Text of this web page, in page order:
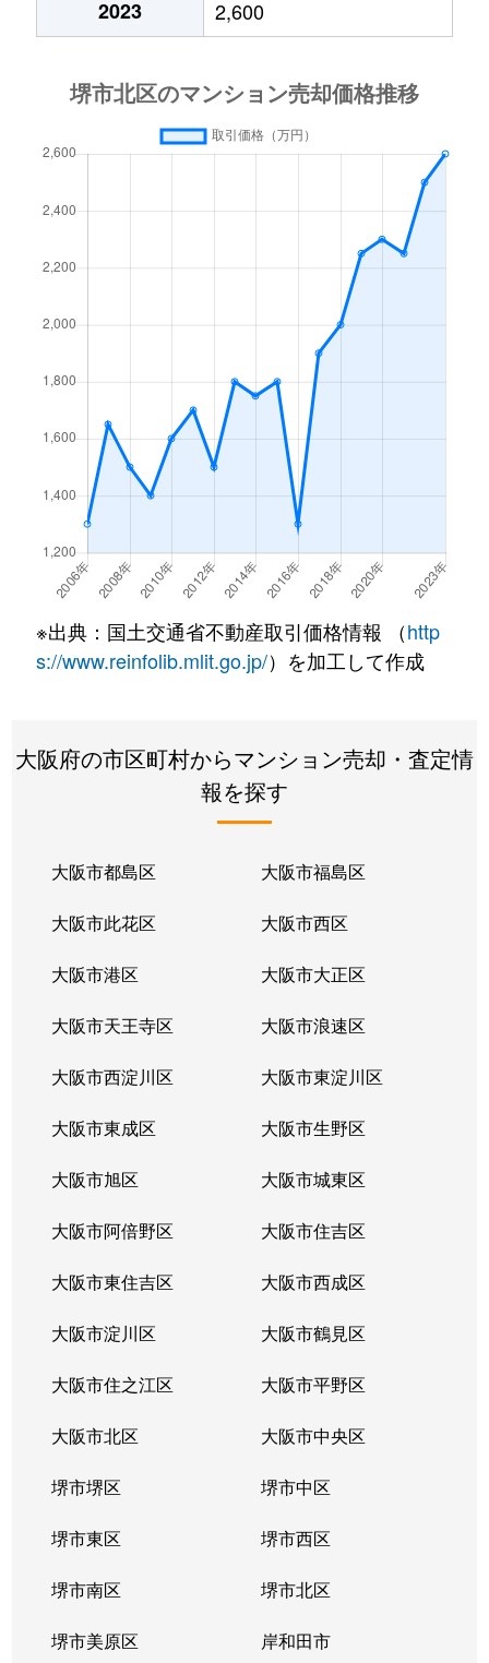
新金岡町 1,200万円
新金岡町
新金岡
550万円
新金岡
新金岡
新金岡町
新金岡
新金岡町
800万円
新金岡
新金岡町
3,300万円
新金岡
新金岡町
新金岡
新金岡町
750万円
新金岡
新金岡町
4,300万円
新金岡
新金岡町
6,300万円
新金岡
新堀町
3,200万円
北花田
3,300万円
新堀町
2,500万円
北花田
常磐町
2,200万円
浅香
常磐町
1,300万円
浅香
常磐町
2,900万円
浅香
常磐町
2,900万円
浅香
常磐町
浅香
長曽根町
2,200万円
堺市
長曽根町
4,400万円
新金岡
長曽根町
2,800万円
新金岡
長曽根町
4,100万円
新金岡
長曽根町
3,600万円
新金岡
長曽根町
4,000万円
なかもず(大阪メトロ)
長曽根町
2,100万円
三国ケ丘
長曽根町
2,900万円
百舌鳥八幡
中長尾町
3,200万円
堺市
中百舌鳥町
3,900万円
白鷺
2023 2,600
※出典：国土交通省不動産取引価格情報 （http
s://www.reinfolib.mlit.go.jp/）を加工して作成
大阪府の市区町村からマンション売却・査定情
報を探す
大阪市都島区 大阪市福島区
大阪市此花区 大阪市西区
大阪市港区 大阪市大正区
大阪市天王寺区 大阪市浪速区
大阪市西淀川区 大阪市東淀川区
大阪市東成区 大阪市生野区
大阪市旭区 大阪市城東区
大阪市阿倍野区 大阪市住吉区
大阪市東住吉区 大阪市西成区
大阪市淀川区 大阪市鶴見区
大阪市住之江区 大阪市平野区
大阪市北区 大阪市中央区
堺市堺区 堺市中区
堺市東区 堺市西区
堺市南区 堺市北区
堺市美原区 岸和田市